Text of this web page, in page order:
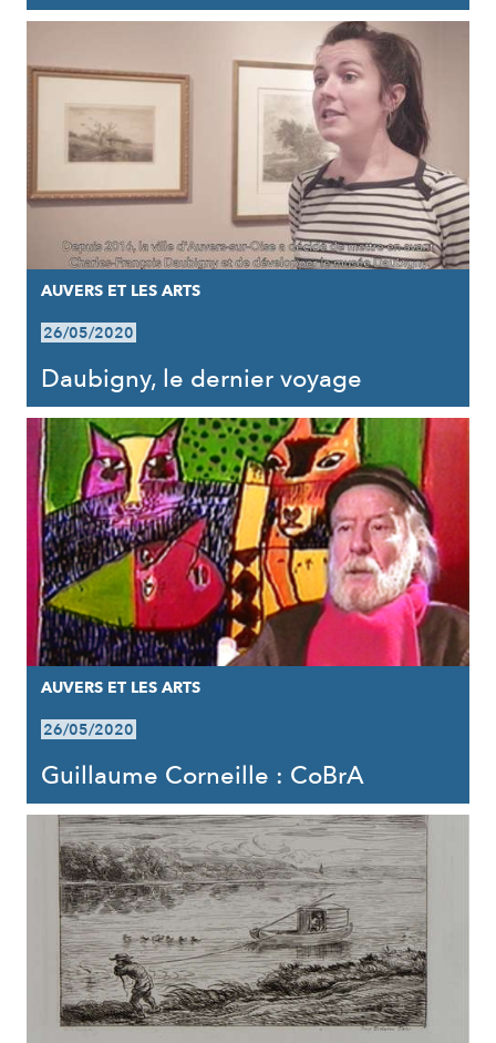
AUVERS ET LES ARTS
26/05/2020
Daubigny, le dernier voyage
AUVERS ET LES ARTS
26/05/2020
Guillaume Corneille : CoBrA